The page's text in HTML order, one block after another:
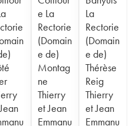
e La
Rectorie
(Domain
e de)
Montag
ne
Thierry
et Jean
Emmanu
La
Rectorie
(Domain
e de)
Thérèse
Reig
Thierry
et Jean
Emmanu